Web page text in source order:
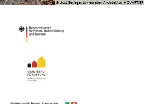
© Jost Berlage, Linneweber Architektur + QUARTIER